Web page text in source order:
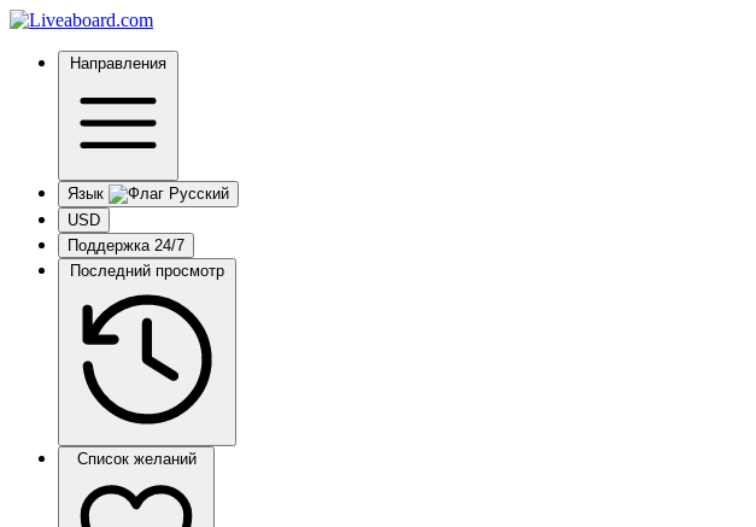
Направления
Язык
USD
Поддержка 24/7
Последний просмотр
Список желаний